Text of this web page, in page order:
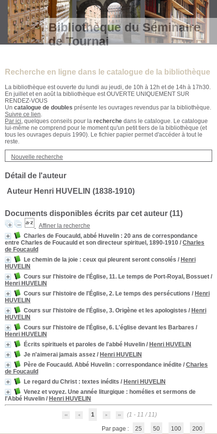
Bibliothèque du Séminaire
de Tournai
Recherche en ligne dans le catalogue de la bibliothèque
La bibliothèque est ouverte du lundi au jeudi, de 10h à 12h et de 14h à 17h30.
En juillet et en août la bibliothèque est OUVERTE UNIQUEMENT SUR
RENDEZ-VOUS
Un catalogue de doubles présente les ouvrages revendus par la bibliothèque.
Suivre ce lien.
Par ici, quelques conseils pour la recherche dans le catalogue. Le catalogue
lui-même ne comprend pour le moment qu'un petit tiers de la bibliothèque (et
tous les ouvrages depuis 1990). Le fichier papier permet d'accéder à tout le
reste.
Nouvelle recherche
Détail de l'auteur
Auteur Henri HUVELIN (1838-1910)
Documents disponibles écrits par cet auteur (11)
Affiner la recherche
Charles de Foucauld, abbé Huvelin : 20 ans de correspondance
entre Charles de Foucauld et son directeur spirituel, 1890-1910 / Charles
de Foucauld
Le chemin de la joie : ceux qui pleurent seront consolés / Henri
HUVELIN
Cours sur l'histoire de l'Église, 11. Le temps de Port-Royal, Bossuet /
Henri HUVELIN
Cours sur l'histoire de l'Église, 2. Le temps des persécutions / Henri
HUVELIN
Cours sur l'histoire de l'Église, 3. Origène et les apologistes / Henri
HUVELIN
Cours sur l'histoire de l'Église, 6. L'église devant les Barbares /
Henri HUVELIN
Écrits spirituels et paroles de l'abbé Huvelin / Henri HUVELIN
Je n'aimerai jamais assez / Henri HUVELIN
Père de Foucauld. Abbé Huvelin : correspondance inédite / Charles
de Foucauld
Le regard du Christ : textes inédits / Henri HUVELIN
Venez et voyez. Une année liturgique : homélies et sermons de
l'Abbé Huvelin / Henri HUVELIN
1 (1 - 11 / 11)
Par page : 25 50 100 200